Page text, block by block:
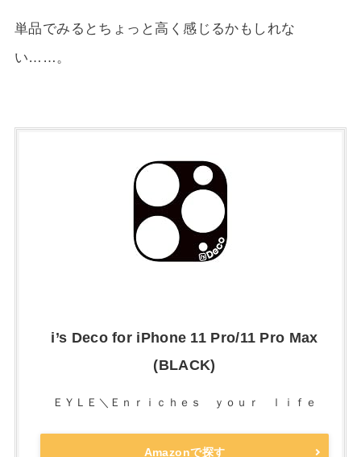
単品でみるとちょっと高く感じるかもしれな
い……。
i’s Deco for iPhone 11 Pro/11 Pro Max
(BLACK)
ＥＹＬＥ＼Ｅｎｒｉｃｈｅｓ ｙｏｕｒ ｌｉｆｅ
Amazonで探す